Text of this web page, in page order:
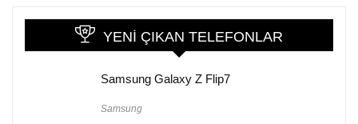
YENI ÇIKAN TELEFONLAR
Samsung Galaxy Z Flip7
Samsung